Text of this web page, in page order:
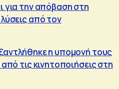
για την απόβαση στη
από τον
η υπομονή τους
τις κινητοποιήσεις στη